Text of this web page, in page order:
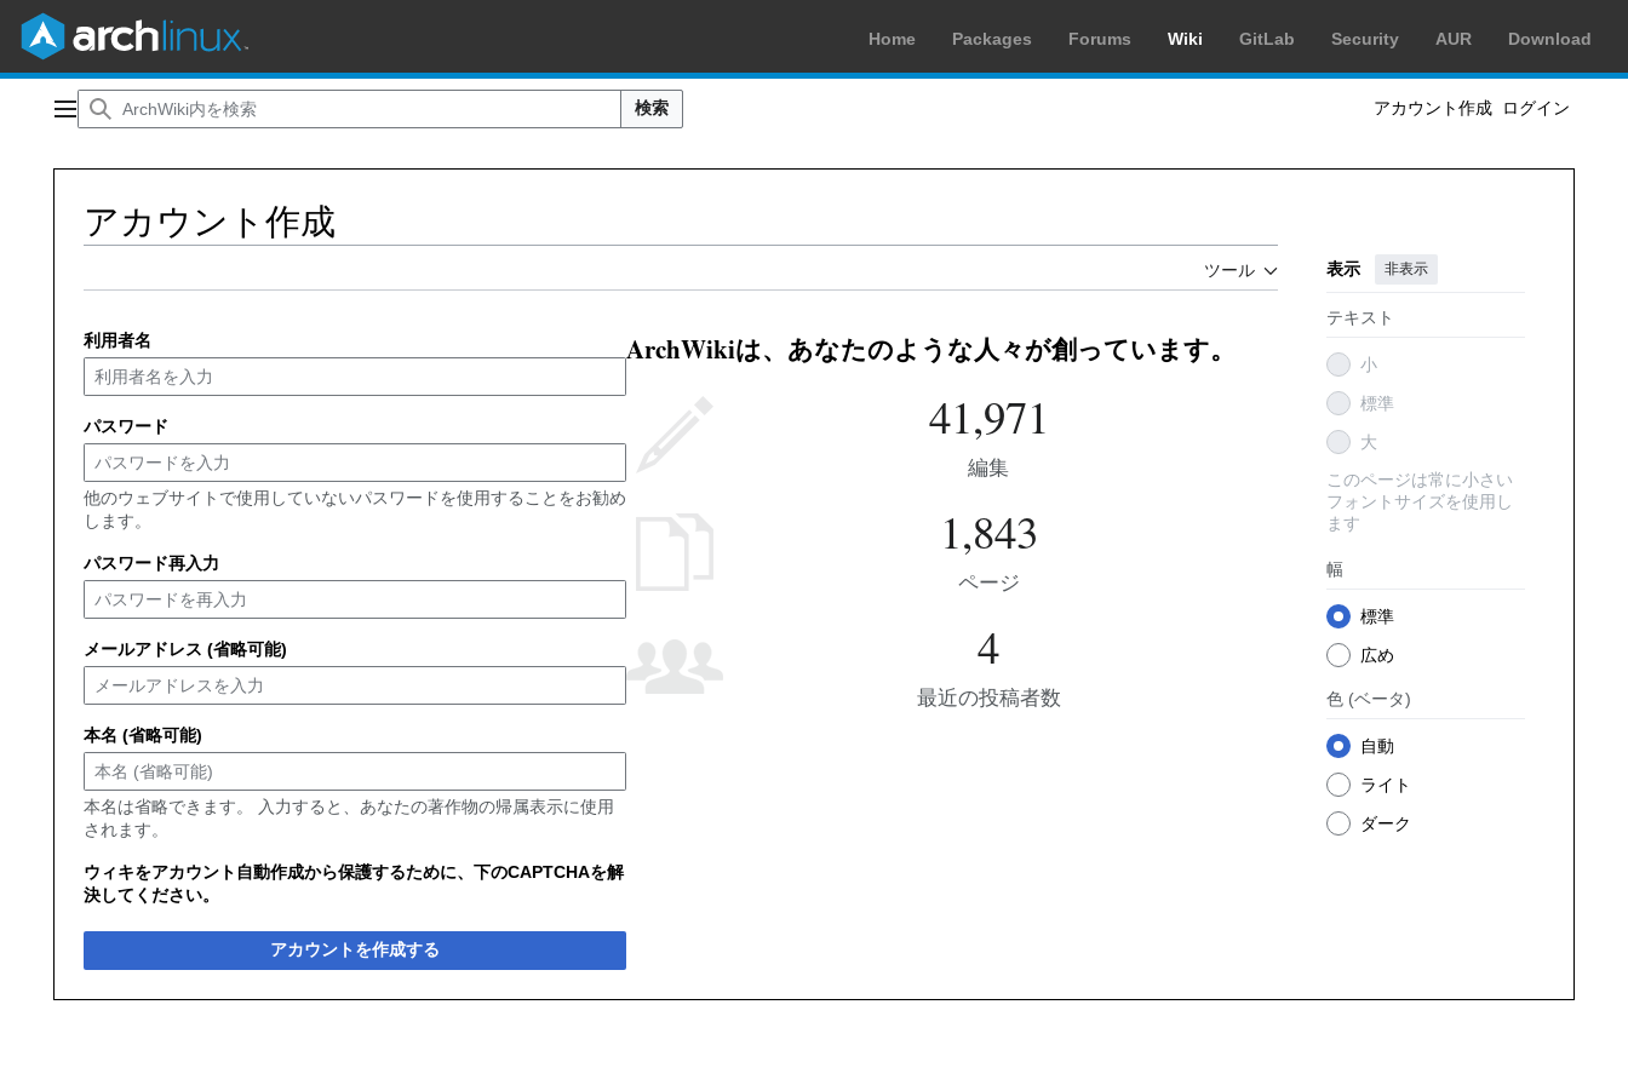
Home Packages Forums Wiki GitLab Security AUR Download
メインメニュー 検索 アカウント作成 ログイン
アカウント作成
ツール 表示 非表示
テキスト
小
標準
大
このページは常に小さい
フォントサイズを使用し
ます
幅
標準
広め
色 (ベータ)
自動
ライト
ダーク
利用者名
パスワード
他のウェブサイトで使用していないパスワードを使用することをお勧め
します。
パスワード再入力
メールアドレス (省略可能)
本名 (省略可能)
本名は省略できます。 入力すると、あなたの著作物の帰属表示に使用
されます。
ウィキをアカウント自動作成から保護するために、下のCAPTCHAを解
決してください。
アカウントを作成する
ArchWikiは、あなたのような人々が創っています。
41,971
編集
1,843
ページ
4
最近の投稿者数